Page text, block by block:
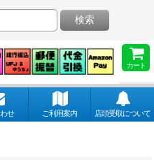
カート
検索
せ ご利用案内 店頭受取について